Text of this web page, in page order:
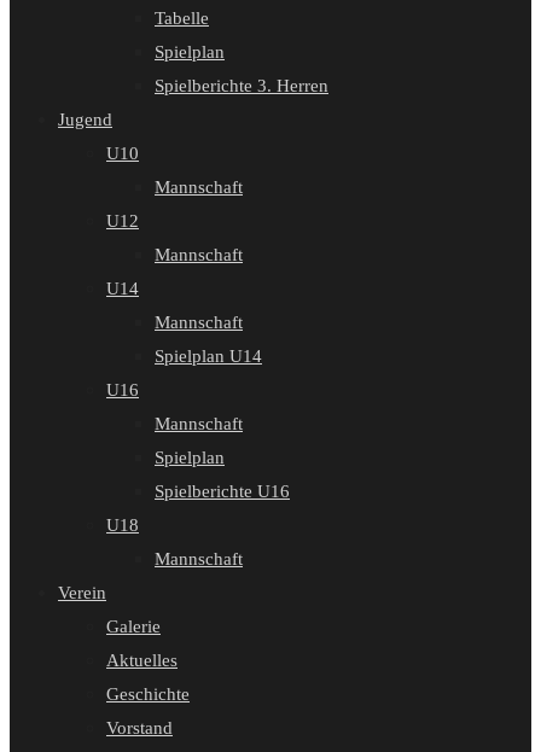
Tabelle
Spielplan
Spielberichte 3. Herren
Jugend
U10
Mannschaft
U12
Mannschaft
U14
Mannschaft
Spielplan U14
U16
Mannschaft
Spielplan
Spielberichte U16
U18
Mannschaft
Verein
Galerie
Aktuelles
Geschichte
Vorstand